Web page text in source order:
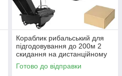
Кораблик рибальський для
підгодовування до 200м 2
скидання на дистанційному
управлінні SamsFish
SF24219
Готово до відправки